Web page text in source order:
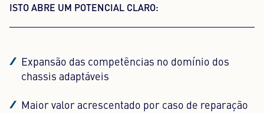
ISTO ABRE UM POTENCIAL CLARO:
Expansão das competências no domínio dos
chassis adaptáveis
Maior valor acrescentado por caso de reparação